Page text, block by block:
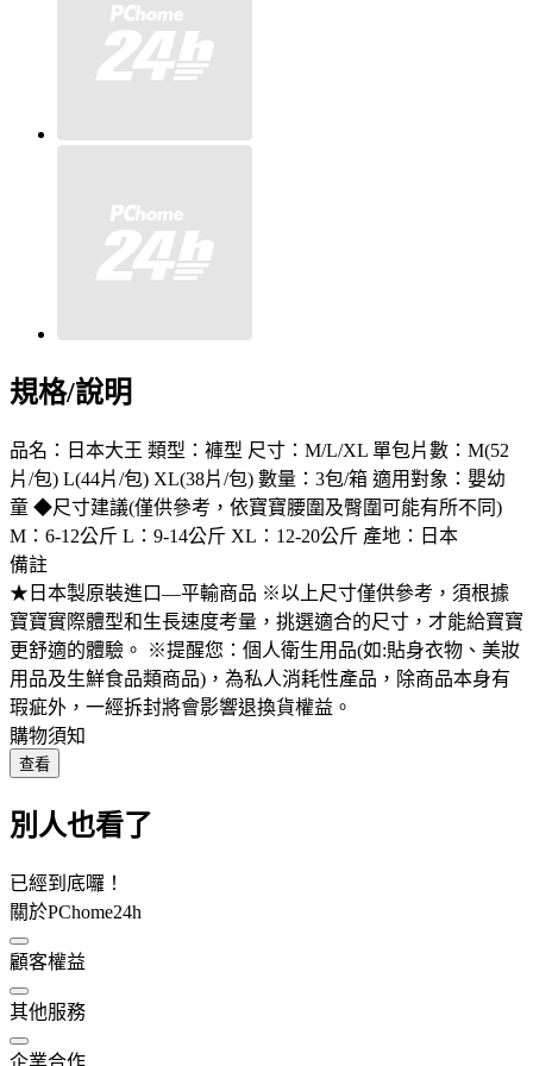
規格/說明
品名：日本大王 類型：褲型 尺寸：M/L/XL 單包片數：M(52
片/包) L(44片/包) XL(38片/包) 數量：3包/箱 適用對象：嬰幼
童 ◆尺寸建議(僅供參考，依寶寶腰圍及臀圍可能有所不同)
M：6-12公斤 L：9-14公斤 XL：12-20公斤 產地：日本
備註
★日本製原裝進口—平輸商品 ※以上尺寸僅供參考，須根據
寶寶實際體型和生長速度考量，挑選適合的尺寸，才能給寶寶
更舒適的體驗。 ※提醒您：個人衛生用品(如:貼身衣物、美妝
用品及生鮮食品類商品)，為私人消耗性產品，除商品本身有
瑕疵外，一經拆封將會影響退換貨權益。
購物須知
查看
別人也看了
已經到底囉！
關於PChome24h
顧客權益
其他服務
企業合作